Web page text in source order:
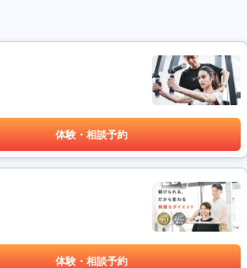
体験・相談予約
体験・相談予約